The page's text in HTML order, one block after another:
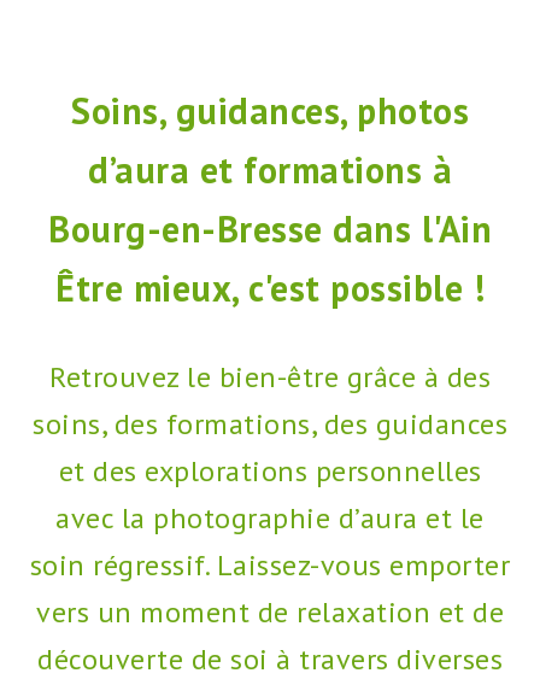
Soins, guidances, photos
d’aura et formations à
Bourg-en-Bresse dans l'Ain
Être mieux, c'est possible !
Retrouvez le bien-être grâce à des
soins, des formations, des guidances
et des explorations personnelles
avec la photographie d’aura et le
soin régressif. Laissez-vous emporter
vers un moment de relaxation et de
découverte de soi à travers diverses